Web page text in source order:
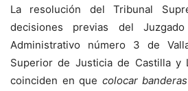
La resolución del Tribunal
decisiones previas del
Administrativo número 3 de
Superior de Justicia de Castilla y
coinciden en que colocar